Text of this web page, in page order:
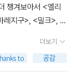
다. 그냥 동족이라
도가정은 너무나
된다. 어머니를 일
자가 되어 험한 곳
여정은 어느새 어
문일 것이다. 아이
것, 매일밤 혼자 있길
가 되지 않을 것이
다는 걸 바라게 되
. 돌아가면 잘 있겠
는 책모임에서 두
게 써야하나 하다
챙겨보아서 <엘리
레지구>, <밀크>, <
해뒀다가 씨네큐브
다. 길예르모 델 토
더보기